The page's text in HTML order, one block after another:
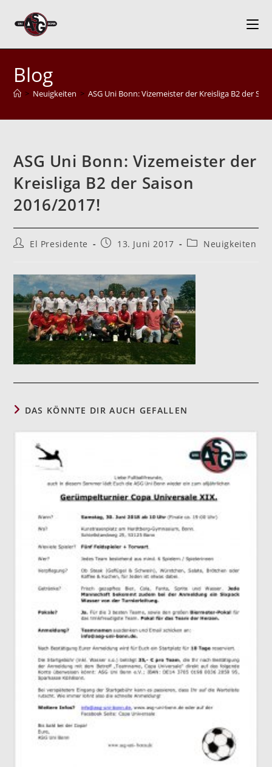
Inhalt
springen
Blog
> Neuigkeiten > ASG Uni Bonn: Vizemeister der Kreisliga B2 der
ASG Uni Bonn: Vizemeister der
Kreisliga B2 der Saison
2016/2017!
Beitrags-
El Presidente
Beitrag13. Juni 2017
Beitrags-
Neuigkeiten
DAS KÖNNTE DIR AUCH GEFALLEN